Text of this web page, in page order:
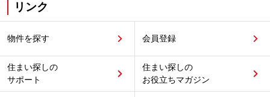
リンク
物件を探す 会員登録
住まい探しの
サポート
住まい探しの
お役立ちマガジン